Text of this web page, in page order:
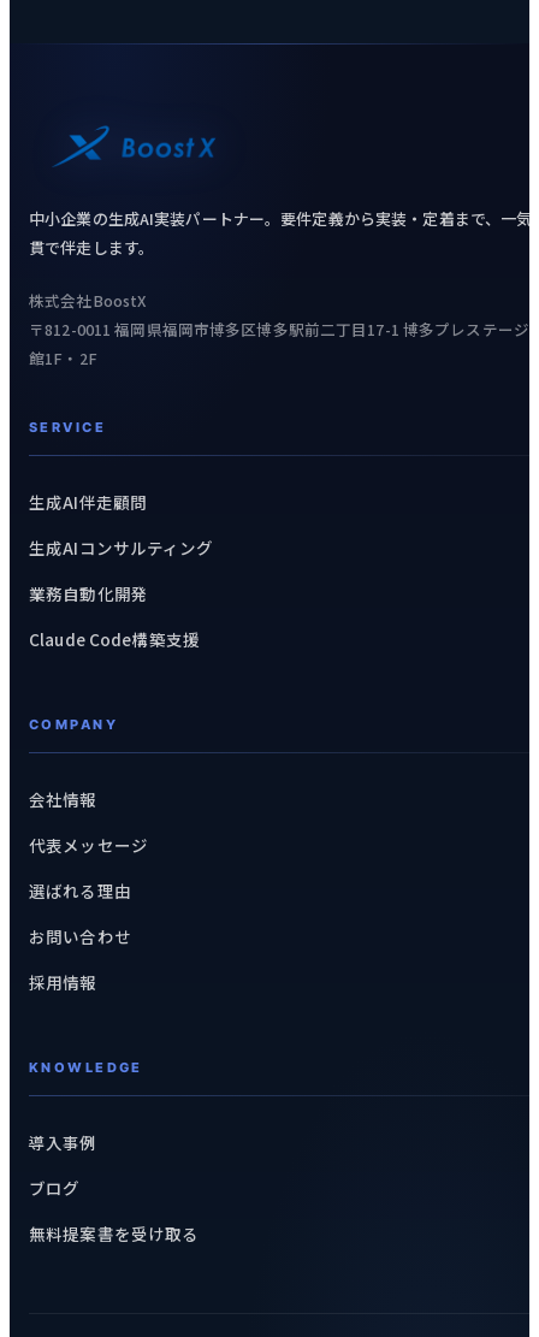
中小企業の生成AI実装パートナー。要件定義から実装・定着まで、一気
貫で伴走します。
株式会社BoostX
〒812-0011 福岡県福岡市博多区博多駅前二丁目17-1 博多プレステージ
館1F・2F
SERVICE
生成AI伴走顧問
生成AIコンサルティング
業務自動化開発
Claude Code構築支援
COMPANY
会社情報
代表メッセージ
選ばれる理由
お問い合わせ
採用情報
KNOWLEDGE
導入事例
ブログ
無料提案書を受け取る